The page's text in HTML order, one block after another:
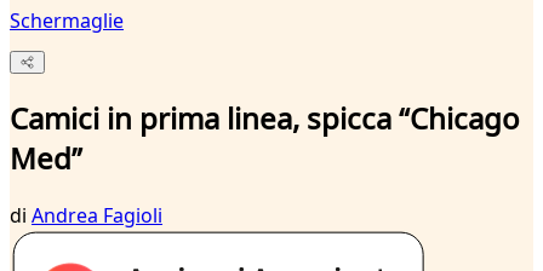
Schermaglie
Camici in prima linea, spicca “Chicago
Med”
di Andrea Fagioli